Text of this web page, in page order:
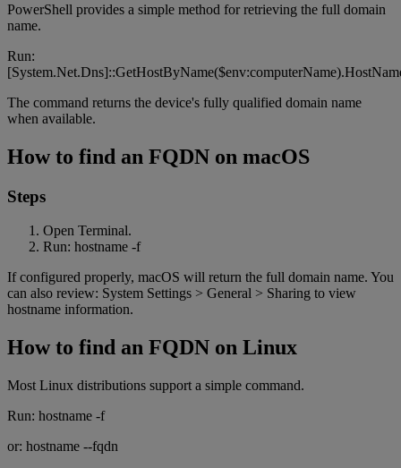
PowerShell provides a simple method for retrieving the full domain
name.
Run:
The command returns the device's fully qualified domain name
when available.
How to find an FQDN on macOS
Steps
Open Terminal.
Run: hostname -f
If configured properly, macOS will return the full domain name. You
can also review: System Settings > General > Sharing to view
hostname information.
How to find an FQDN on Linux
Most Linux distributions support a simple command.
Run: hostname -f
or: hostname --fqdn